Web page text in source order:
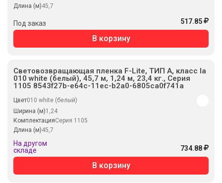
Длина (м)45,7
Под заказ 517.85
В корзину
Световозвращающая пленка F-Lite, ТИП А, класс Ia
010 white (белый), 45,7 м, 1,24 м, 23,4 кг., Серия
1105 8543f27b-e64c-11ec-b2a0-6805ca0f741a
Цвет010 white (белый)
Ширина (м)1,24
КомплектацияСерия 1105
Длина (м)45,7
На другом
складе
734.88
В корзину